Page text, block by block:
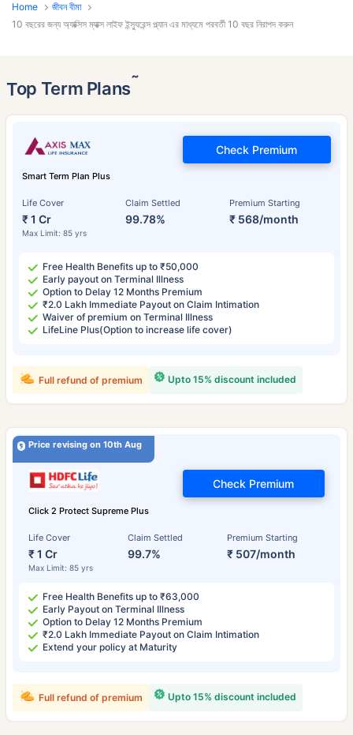
Home
জীবন বীমা
10 বছরের জন্য অ্যাক্সিস ম্যাক্স লাইফ ইন্স্যুরেন্স প্ল্যান এর মাধ্যমে পরবর্তী 10 বছর নিরাপদ করুন
Top Term Plans˜
Smart Term Plan Plus
Life Cover
₹ 1 Cr
Max Limit: 85 yrs
Claim Settled
99.78%
Premium Starting
₹ 568/month
Check Premium
Free Health Benefits up to ₹50,000
Early payout on Terminal Illness
Option to Delay 12 Months Premium
₹2.0 Lakh Immediate Payout on Claim Intimation
Waiver of premium on Terminal Illness
LifeLine Plus(Option to increase life cover)
Upto 15% discount included
Full refund of premium
Price revising on 10th Aug
Click 2 Protect Supreme Plus
Life Cover
₹ 1 Cr
Max Limit: 85 yrs
Claim Settled
99.7%
Premium Starting
₹ 507/month
Check Premium
Free Health Benefits up to ₹63,000
Early Payout on Terminal Illness
Option to Delay 12 Months Premium
₹2.0 Lakh Immediate Payout on Claim Intimation
Extend your policy at Maturity
Upto 15% discount included
Full refund of premium